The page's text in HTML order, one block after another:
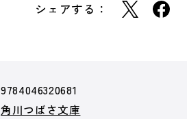
シェアする：
9784046320681
角川つばさ文庫